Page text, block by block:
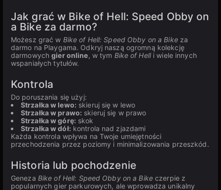
Jak grać w Bike of Hell: Speed Obby on
a Bike za darmo?
Możesz grać w Bike of Hell: Speed Obby on a Bikeza
darmo na Playgama. Odkryj naszą ogromną kolekcję
darmowychgier online, w tym Bike of Helli wiele innych
wspaniałych tytułów.
Kontrola
Do poruszania się użyj:
Strzałka w lewo: skieruj się w lewo
Strzałka w prawo: skieruj się w prawo
Strzałka w górę: skok
Strzałka w dół: kontrola nad zjazdami
Każda kontrola wpływa na Twoje umiejętności
przechodzenia przez poziomy i minimalizowania przeszkód.
Historia lub pochodzenie
Geneza Bike of Hell: Speed Obby on a Bikeczerpie z
popularnych gier parkurowych, ale wprowadza unikalny